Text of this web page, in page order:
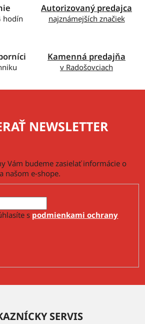
hodín
Autorizovaný predajca
najznámejších značiek
Kamenná predajňa
v Radošovciach
NEWSLETTER
Vám budeme zasielať informácie o
našom e-shope.
s podmienkami ochrany
SERVIS